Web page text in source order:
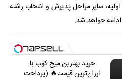
سایر مراحل پذیرش و انتخاب رشته
ادامه خواهد شد.
خرید بهترین میخ کوب با
ارزان‌ترین قیمت🔥 (پرداخت